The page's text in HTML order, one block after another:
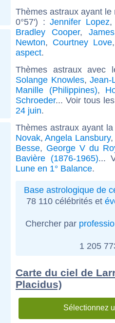
Thèmes astraux ayant
0°57') :Jennifer Lopez
Bradley Cooper,
Newton, Courtney Love
aspect.
Thèmes astraux
Solange Knowles,Jean-
Manille (Philippines),
Schroeder... Voir tous
24 juin.
Thèmes astraux ayant
Novak,Angela Lansbury
Besse, George V du
Bavière (1876-1965)...
Lune en 1° Balance.
Base astrologique de
78 110 célébrités et
Chercher par
1 205
Carte du ciel de
Placidus)
Sélectionnez